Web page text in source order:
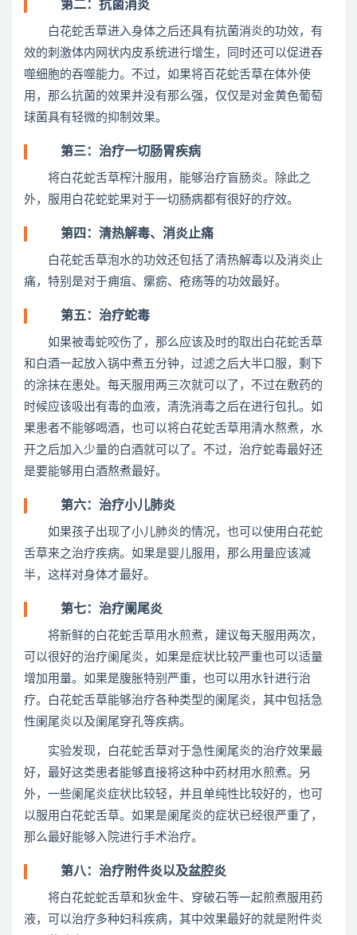
第二：抗菌消炎
白花蛇舌草进入身体之后还具有抗菌消炎的功效，有
效的刺激体内网状内皮系统进行增生，同时还可以促进吞
噬细胞的吞噬能力。不过，如果将百花蛇舌草在体外使
用，那么抗菌的效果并没有那么强，仅仅是对金黄色葡萄
球菌具有轻微的抑制效果。
第三：治疗一切肠胃疾病
将白花蛇舌草榨汁服用，能够治疗盲肠炎。除此之
外，服用白花蛇蛇果对于一切肠病都有很好的疗效。
第四：清热解毒、消炎止痛
白花蛇舌草泡水的功效还包括了清热解毒以及消炎止
痛，特别是对于痈疽、瘰疬、疮疡等的功效最好。
第五：治疗蛇毒
如果被毒蛇咬伤了，那么应该及时的取出白花蛇舌草
和白酒一起放入锅中煮五分钟，过滤之后大半口服，剩下
的涂抹在患处。每天服用两三次就可以了，不过在敷药的
时候应该吸出有毒的血液，清洗消毒之后在进行包扎。如
果患者不能够喝酒，也可以将白花蛇舌草用清水熬煮，水
开之后加入少量的白酒就可以了。不过，治疗蛇毒最好还
是要能够用白酒熬煮最好。
第六：治疗小儿肺炎
如果孩子出现了小儿肺炎的情况，也可以使用白花蛇
舌草来之治疗疾病。如果是婴儿服用，那么用量应该减
半，这样对身体才最好。
第七：治疗阑尾炎
将新鲜的白花蛇舌草用水煎煮，建议每天服用两次，
可以很好的治疗阑尾炎，如果是症状比较严重也可以适量
增加用量。如果是腹胀特别严重，也可以用水针进行治
疗。白花蛇舌草能够治疗各种类型的阑尾炎，其中包括急
性阑尾炎以及阑尾穿孔等疾病。
实验发现，白花蛇舌草对于急性阑尾炎的治疗效果最
好，最好这类患者能够直接将这种中药材用水煎煮。另
外，一些阑尾炎症状比较轻，并且单纯性比较好的，也可
以服用白花蛇舌草。如果是阑尾炎的症状已经很严重了，
那么最好能够入院进行手术治疗。
第八：治疗附件炎以及盆腔炎
将白花蛇蛇舌草和狄金牛、穿破石等一起煎煮服用药
液，可以治疗多种妇科疾病，其中效果最好的就是附件炎